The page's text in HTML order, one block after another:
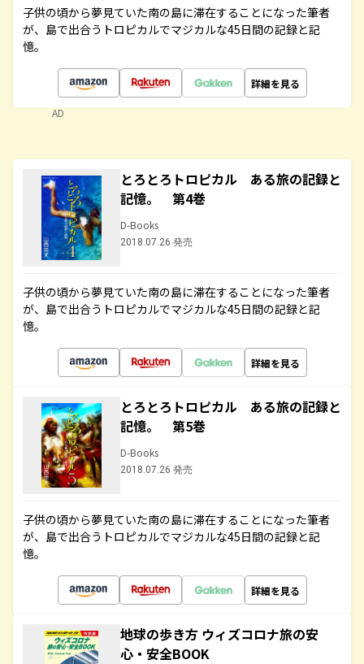
子供の頃から夢見ていた南の島に滞在することになった筆者
が、島で出合うトロピカルでマジカルな45日間の記録と記
憶。
詳細を見る
AD
とろとろトロピカル ある旅の記録と
記憶。 第4巻
D-Books
2018.07.26 発売
子供の頃から夢見ていた南の島に滞在することになった筆者
が、島で出合うトロピカルでマジカルな45日間の記録と記
憶。
詳細を見る
とろとろトロピカル ある旅の記録と
記憶。 第5巻
D-Books
2018.07.26 発売
子供の頃から夢見ていた南の島に滞在することになった筆者
が、島で出合うトロピカルでマジカルな45日間の記録と記
憶。
詳細を見る
地球の歩き方 ウィズコロナ旅の安
心・安全BOOK